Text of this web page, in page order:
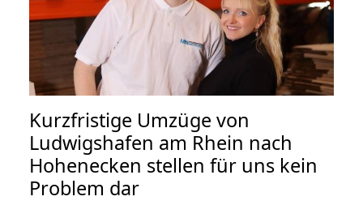
Kurzfristige Umzüge von
Ludwigshafen am Rhein nach
Hohenecken stellen für uns kein
Problem dar